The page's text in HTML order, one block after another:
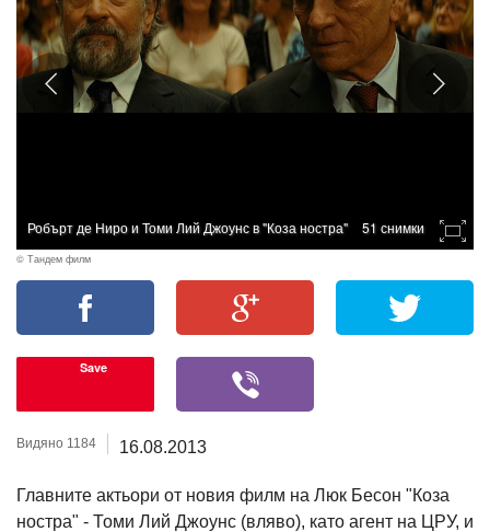
Робърт де Ниро и Томи Лий Джоунс в "Коза ностра" 51 снимки
© Тандем филм
Save
Видяно 1184 16.08.2013
Главните актьори от новия филм на Люк Бесон "Коза
ностра" - Томи Лий Джоунс (вляво), като агент на ЦРУ, и